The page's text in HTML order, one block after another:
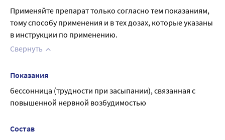
Применяйте препарат только согласно тем показаниям,
тому способу применения и в тех дозах, которые указаны
в инструкции по применению.
Свернуть
Показания
бессонница (трудности при засыпании), связанная с
повышенной нервной возбудимостью
Состав